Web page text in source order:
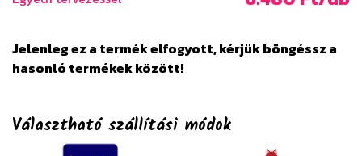
Jelenleg ez a termék elfogyott, kérjük böngéssz a
hasonló termékek között!
Választható szállítási módok